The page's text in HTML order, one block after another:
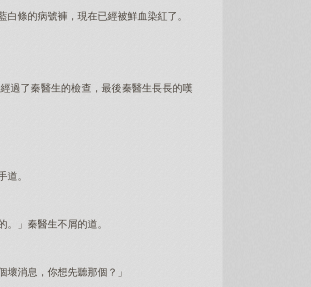
條的病號褲，現在已經被鮮血染紅了。
過了秦醫生的檢查，最後秦醫生長長的嘆
道。
。」秦醫生不屑的道。
消息，你想先聽那個？」